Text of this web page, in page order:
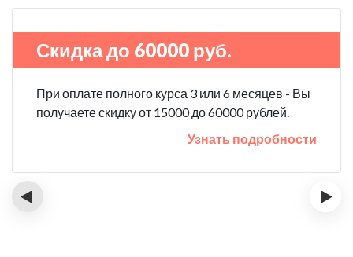
Скидка до 60000 руб.
При оплате полного курса 3 или 6 месяцев - Вы
получаете скидку от 15000 до 60000 рублей.
Узнать подробности
‹ ›